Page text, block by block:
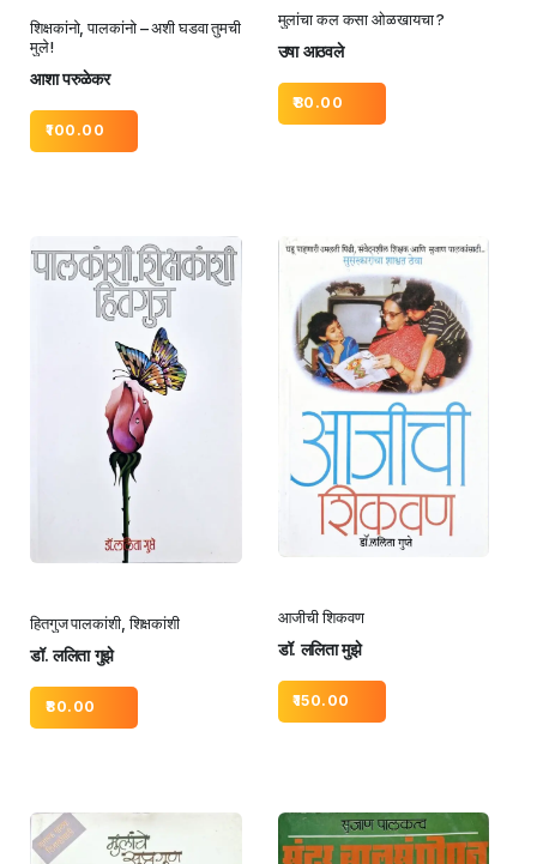
शिक्षकांनो, पालकांनो – अशी घडवा तुमची
मुले!
आशा परुळेकर
100.00
मुलांचा कल कसा ओळखायचा ?
उषा आठवले
80.00
हितगुज पालकांशी, शिक्षकांशी
डॉ. ललिता गुझे
80.00
आजीची शिकवण
डॉ. ललिता मुझे
150.00